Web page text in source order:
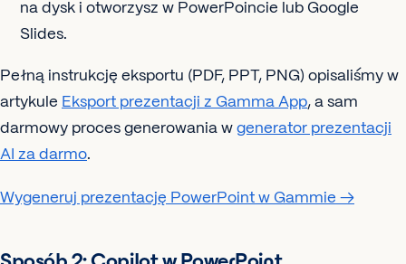
na dysk i otworzysz w PowerPoincie lub Google
Slides.
Pełną instrukcję eksportu (PDF, PPT, PNG) opisaliśmy w
artykule Eksport prezentacji z Gamma App, a sam
darmowy proces generowania w generator prezentacji
AI za darmo.
Wygeneruj prezentację PowerPoint w Gammie →